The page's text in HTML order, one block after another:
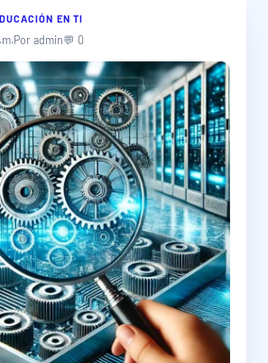
EN TI
Por admin💬 0